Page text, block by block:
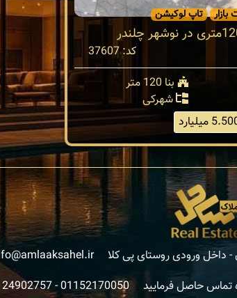
بازار تاپ لوکیشن
کد: 37607
بنا 120 متر
شهرکی
میلیارد
داخل ورودی روستای پی کلا
تماس حاصل فرمایید
01152170050
-